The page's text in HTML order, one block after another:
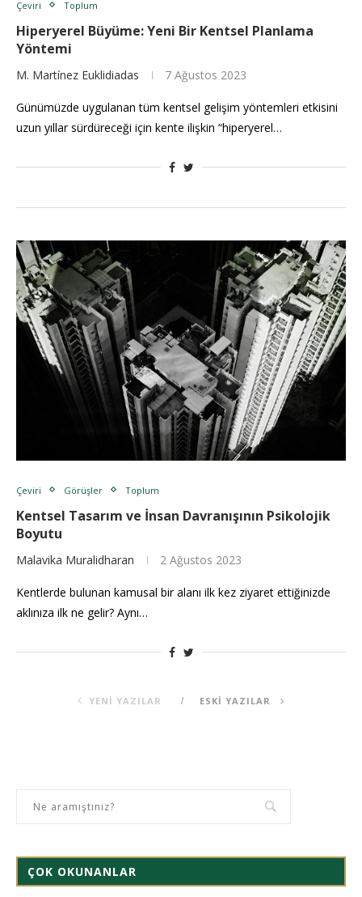
Çeviri Toplum
Hiperyerel Büyüme: Yeni Bir Kentsel Planlama
Yöntemi
M. Martínez Euklidiadas 7 Ağustos 2023
Günümüzde uygulanan tüm kentsel gelişim yöntemleri etkisini
uzun yıllar sürdüreceği için kente ilişkin “hiperyerel…
Çeviri Görüşler Toplum
Kentsel Tasarım ve İnsan Davranışının Psikolojik
Boyutu
Malavika Muralidharan 2 Ağustos 2023
Kentlerde bulunan kamusal bir alanı ilk kez ziyaret ettiğinizde
aklınıza ilk ne gelir? Aynı…
YENI YAZILAR ESKI YAZILAR
ÇOK OKUNANLAR